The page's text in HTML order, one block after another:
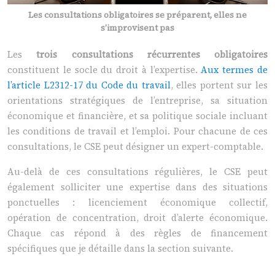
Les consultations obligatoires se préparent, elles ne
s’improvisent pas
Lestrois consultations récurrentes obligatoires
constituent le socle du droit à l’expertise.Aux termes de
l’article L2312-17 du Code du travail, elles portent sur les
orientations stratégiques de l’entreprise, sa situation
économique et financière, et sa politique sociale incluant
les conditions de travail et l’emploi. Pour chacune de ces
consultations, le CSE peut désigner un expert-comptable.
Au-delà de ces consultations régulières, le CSE peut
également solliciter une expertise dans des situations
ponctuelles : licenciement économique collectif,
opération de concentration, droit d’alerte économique.
Chaque cas répond à des règles de financement
spécifiques que je détaille dans la section suivante.